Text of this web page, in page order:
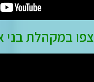
צפו במקהלת בני